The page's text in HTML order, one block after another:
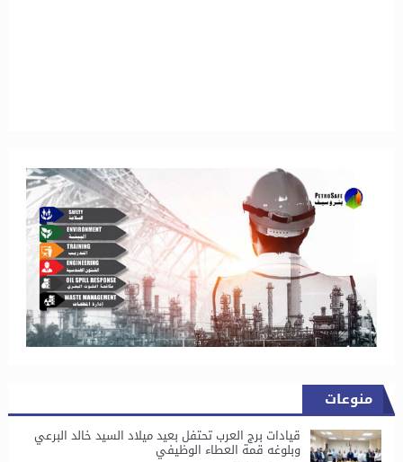
منوعات
قيادات برج العرب تحتفل بعيد ميلاد السيد خالد البرعي
وبلوغه قمة العطاء الوظيفي